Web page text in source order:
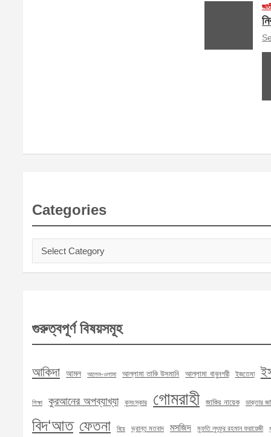
Categories
Categories
গুরুত্বপূর্ণ বিষয়সমূহ
আকিদা আমল আলেম-ওলামা আল্লামা তাকি উসমানি আল্লামা বাবুনগরী ইজতেমা
শিক্ষা কুরআনের অপব্যাখ্যা কুসংস্কার গোমরাহী জাকির নায়েক ডাক্তার
বিদ‘আত ফেতনা বিয়ে ভ্রান্ত মতবাদ মসজিদ মুফতি লুৎফুর রহমান ফরায়েজী